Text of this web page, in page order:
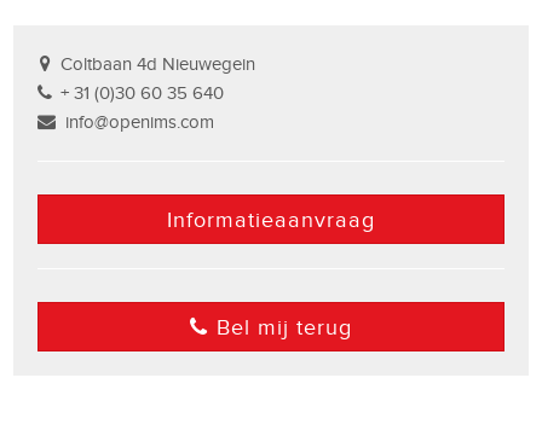
Coltbaan 4d Nieuwegein
+ 31 (0)30 60 35 640
info@openims.com
Informatieaanvraag
Bel mij terug